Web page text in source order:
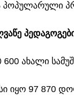
600 ახალი
იყო 97 870